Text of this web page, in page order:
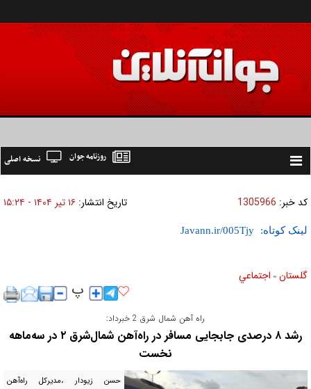
Toggle
نسخه اصلی روزنامه جوان
کد خبر: 1305966 تاریخ انتشار: ۱۶ تير ۱۴۰۴ - ۱۵:۲۴
لینک کوتاه:
گلستان » اجتماعي
راه آهن شمال شرق 2 خبرداد:
رشد ۸ درصدی جابجایی مسافر در راه‌آهن شمال‌شرق ۲ در سه‌ماهه
نخست
حسن زیودار ،مدیرکل راه‌آهن